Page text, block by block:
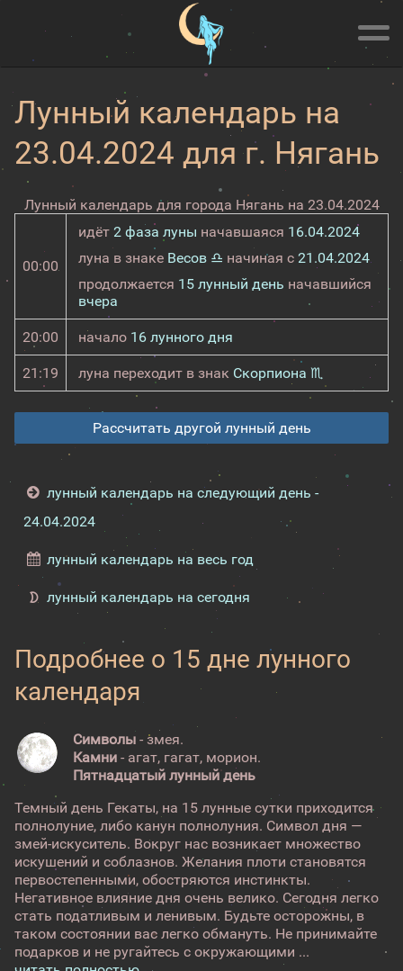
Лунный календарь на
23.04.2024 для г. Нягань
Лунный календарь для города Нягань на 23.04.2024
00:00
идёт 2 фаза луны начавшаяся 16.04.2024
луна в знаке Весов ♎ начиная с 21.04.2024
продолжается 15 лунный день начавшийся
вчера
20:00 начало 16 лунного дня
21:19 луна переходит в знак Скорпиона ♏
Рассчитать другой лунный день
лунный календарь на следующий день -
24.04.2024
лунный календарь на весь год
лунный календарь на сегодня
Подробнее о 15 дне лунного
календаря
Символы - змея.
Камни - агат, гагат, морион.
Пятнадцатый лунный день
Темный день Гекаты, на 15 лунные сутки приходится
полнолуние, либо канун полнолуния. Символ дня —
змей-искуситель. Вокруг нас возникает множество
искушений и соблазнов. Желания плоти становятся
первостепенными, обостряются инстинкты.
Негативное влияние дня очень велико. Сегодня легко
стать податливым и ленивым. Будьте осторожны, в
таком состоянии вас легко обмануть. Не принимайте
подарков и не ругайтесь с окружающими ...